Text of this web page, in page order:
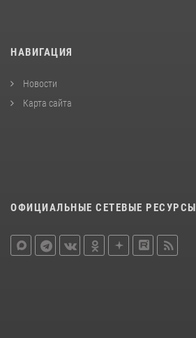
НАВИГАЦИЯ
Новости
Карта сайта
ОФИЦИАЛЬНЫЕ СЕТЕВЫЕ РЕСУРСЫ